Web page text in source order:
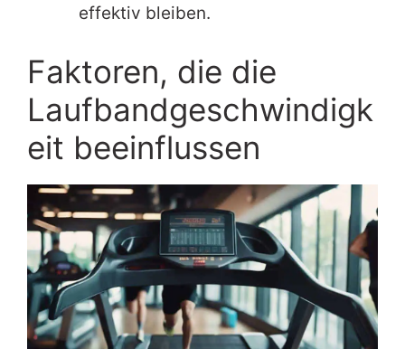
effektiv bleiben.
Faktoren, die die
Laufbandgeschwindigk
eit beeinflussen